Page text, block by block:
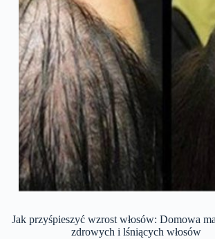
Jak przyśpieszyć wzrost włosów: Domowa
zdrowych i lśniących włosów